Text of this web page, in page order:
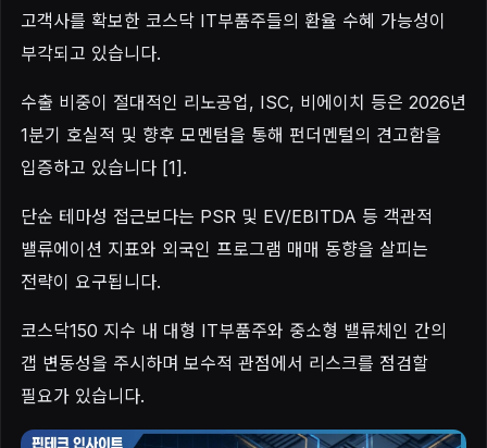
고객사를 확보한 코스닥 IT부품주들의 환율 수혜 가능성이
부각되고 있습니다.
수출 비중이 절대적인 리노공업, ISC, 비에이치 등은 2026년
1분기 호실적 및 향후 모멘텀을 통해 펀더멘털의 견고함을
입증하고 있습니다 [1].
단순 테마성 접근보다는 PSR 및 EV/EBITDA 등 객관적
밸류에이션 지표와 외국인 프로그램 매매 동향을 살피는
전략이 요구됩니다.
코스닥150 지수 내 대형 IT부품주와 중소형 밸류체인 간의
갭 변동성을 주시하며 보수적 관점에서 리스크를 점검할
필요가 있습니다.